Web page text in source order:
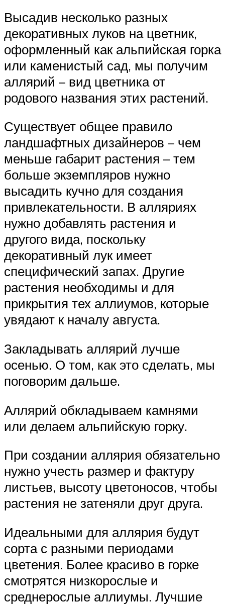
Высадив несколько разных
декоративных луков на цветник,
оформленный как альпийская горка
или каменистый сад, мы получим
аллярий – вид цветника от
родового названия этих растений.
Существует общее правило
ландшафтных дизайнеров – чем
меньше габарит растения – тем
больше экземпляров нужно
высадить кучно для создания
привлекательности. В алляриях
нужно добавлять растения и
другого вида, поскольку
декоративный лук имеет
специфический запах. Другие
растения необходимы и для
прикрытия тех аллиумов, которые
увядают к началу августа.
Закладывать аллярий лучше
осенью. О том, как это сделать, мы
поговорим дальше.
Аллярий обкладываем камнями
или делаем альпийскую горку.
При создании аллярия обязательно
нужно учесть размер и фактуру
листьев, высоту цветоносов, чтобы
растения не затеняли друг друга.
Идеальными для аллярия будут
сорта с разными периодами
цветения. Более красиво в горке
смотрятся низкорослые и
среднерослые аллиумы. Лучшие